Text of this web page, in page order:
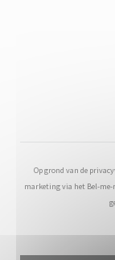
Op grond van de
marketing via het Bel-me-